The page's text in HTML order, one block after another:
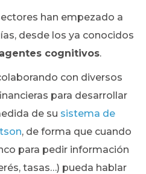
han empezado a
desde los ya conocidos
agentes cognitivos.
con diversos
para desarrollar
de su sistema de
, de forma que cuando
para pedir información
tasas…) pueda hablar